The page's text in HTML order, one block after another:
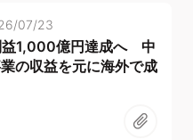
07/23
益1,000億円達成へ 中
の収益を元に海外で成